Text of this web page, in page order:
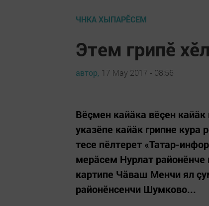
ЧНКА ХЫПАРӖСЕМ
Этем грипӗ
автор, 17 May 2017 - 08:56
Вӗçмен кайăка вӗçен
указӗпе кайăк грипне кура
тесе пӗлтерет «Татар-
мерăсем Нурлат районӗнче
картипе Чăваш Менчи ял
районӗнсенчи Шумково...